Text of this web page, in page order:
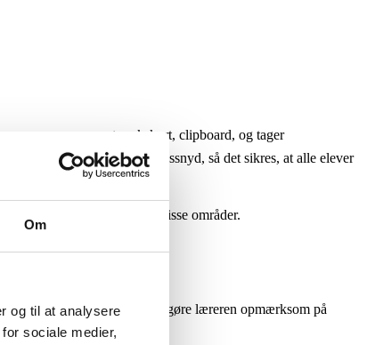
Om
og til at analysere
sociale medier,
processorer, netværkskort, clipboard, og tager
og opdage eksamenssnyd, så det sikres, at alle elever
med til at holde orden i disse områder.
i slutningen af modulet gøre læreren opmærksom på
til 50 %.